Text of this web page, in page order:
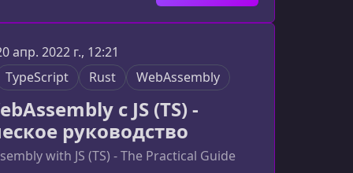
данных.Что вы изучите в этом
на практическом создании
Vanilla Javascript. Вы разберёте
работы чат-ботов, узнаете о
апр. 2022 г., 12:21
TypeScript Rust WebAssembly
с JS (TS) -
руководство
with JS (TS) - The Practical Guide